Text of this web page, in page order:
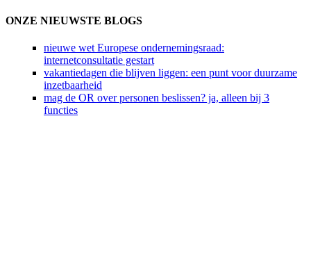
ONZE NIEUWSTE BLOGS
nieuwe wet Europese ondernemingsraad:
internetconsultatie gestart
vakantiedagen die blijven liggen: een punt voor duurzame
inzetbaarheid
mag de OR over personen beslissen? ja, alleen bij 3
functies